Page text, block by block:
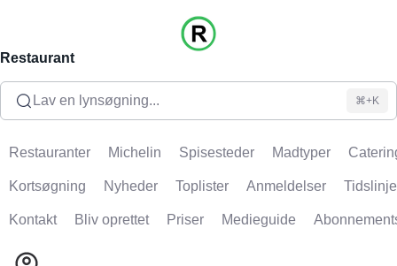
Restaurant
Lav en lynsøgning... ⌘+K
Restauranter Michelin Spisesteder Madtyper
Kortsøgning Nyheder Toplister Anmeldelser Tidslinje
Kontakt Bliv oprettet Priser Medieguide